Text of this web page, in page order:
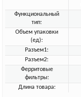
Функциональный
тип:
Объем упаковки
(ед):
Разъем1:
Разъем2:
Ферритовые
фильтры:
Длина товара: